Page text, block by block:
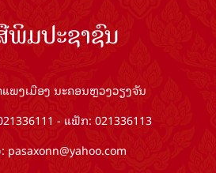
ມປະຊາຊົນ
ພງເມືອງ ນະຄອນຫຼວງວຽງຈັນ
- ແຟັກ: 021336113
pasaxonn@yahoo.com